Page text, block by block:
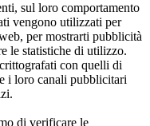
sul loro comportamento
vengono utilizzati per
per mostrarti pubblicità
le statistiche di utilizzo.
con quelli di
i loro canali pubblicitari
di verificare le